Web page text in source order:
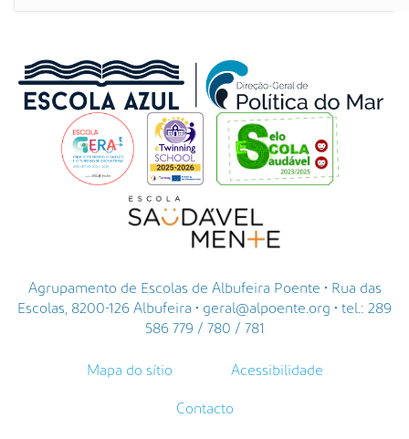
Agrupamento de Escolas de Albufeira Poente • Rua das
Escolas, 8200-126 Albufeira • geral@alpoente.org • tel.: 289
586 779 / 780 / 781
Mapa do sítio Acessibilidade
Contacto